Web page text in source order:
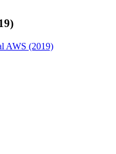
AWS (2019)